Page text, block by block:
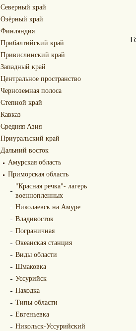
Северный край
Озёрный край
Финляндия
Прибалтийский край
Привислинский край
Западный край
Центральное пространство
Черноземная полоса
Степной край
Кавказ
Средняя Азия
Приуральский край
Дальний восток
Амурская область
Приморская область
"Красная речка"- лагерь
военнопленных
Николаевск на Амуре
Владивосток
Пограничная
Океанская станция
Виды области
Шмаковка
Уссурийск
Находка
Типы области
Евгеньевка
Никольск-Уссурийский